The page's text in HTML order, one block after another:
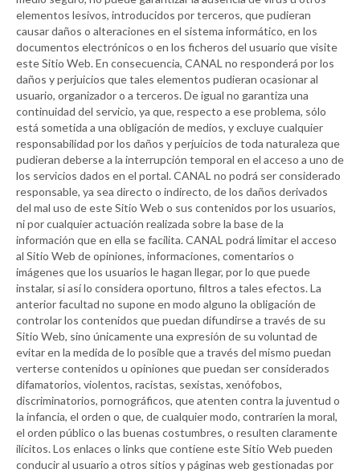
elementos lesivos, introducidos por terceros, que pudieran
causar daños o alteraciones en el sistema informático, en los
documentos electrónicos o en los ficheros del usuario que visite
este Sitio Web. En consecuencia, CANAL no responderá por los
daños y perjuicios que tales elementos pudieran ocasionar al
usuario, organizador o a terceros. De igual no garantiza una
continuidad del servicio, ya que, respecto a ese problema, sólo
está sometida a una obligación de medios, y excluye cualquier
responsabilidad por los daños y perjuicios de toda naturaleza que
pudieran deberse a la interrupción temporal en el acceso a uno de
los servicios dados en el portal.CANAL no podrá ser considerado
responsable, ya sea directo o indirecto, de los daños derivados
del mal uso de este Sitio Web o sus contenidos por los usuarios,
ni por cualquier actuación realizada sobre la base de la
información que en ella se facilita.CANAL podrá limitar el acceso
al Sitio Web de opiniones, informaciones, comentarios o
imágenes que los usuarios le hagan llegar, por lo que puede
instalar, si así lo considera oportuno, filtros a tales efectos. La
anterior facultad no supone en modo alguno la obligación de
controlar los contenidos que puedan difundirse a través de su
Sitio Web, sino únicamente una expresión de su voluntad de
evitar en la medida de lo posible que a través del mismo puedan
verterse contenidos u opiniones que puedan ser considerados
difamatorios, violentos, racistas, sexistas, xenófobos,
discriminatorios, pornográficos, que atenten contra la juventud o
la infancia, el orden o que, de cualquier modo, contraríen la moral,
el orden público o las buenas costumbres, o resulten claramente
ilícitos. Los enlaces o links que contiene este Sitio Web pueden
conducir al usuario a otros sitios y páginas web gestionadas por